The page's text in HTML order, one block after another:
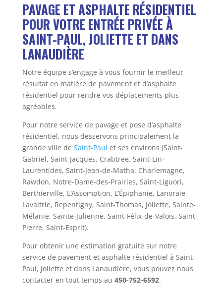
PAVAGE ET ASPHALTE RÉSIDENTIEL
POUR VOTRE ENTRÉE PRIVÉE À
SAINT-PAUL, JOLIETTE ET DANS
LANAUDIÈRE
Notre équipe s’engage à vous fournir le meilleur
résultat en matière de pavement et d’asphalte
résidentiel pour rendre vos déplacements plus
agréables.
Pour notre service de pavage et pose d’asphalte
résidentiel, nous desservons principalement la
grande ville de Saint-Paul et ses environs (Saint-
Gabriel, Saint-Jacques, Crabtree, Saint-Lin–
Laurentides, Saint-Jean-de-Matha, Charlemagne,
Rawdon, Notre-Dame-des-Prairies, Saint-Liguori,
Berthierville, L’Assomption, L’Épiphanie, Lanoraie,
Lavaltrie, Repentigny, Saint-Thomas, Joliette, Sainte-
Mélanie, Sainte-Julienne, Saint-Félix-de-Valois, Saint-
Pierre, Saint-Esprit).
Pour obtenir une estimation gratuite sur notre
service de pavement et asphalte résidentiel à Saint-
Paul, Joliette et dans Lanaudière, vous pouvez nous
contacter en tout temps au 450-752-6592.